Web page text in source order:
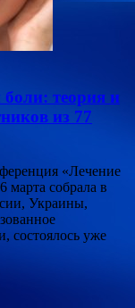
теория и
из 77
«Лечение
марта собрала в
Украины,
состоялось уже